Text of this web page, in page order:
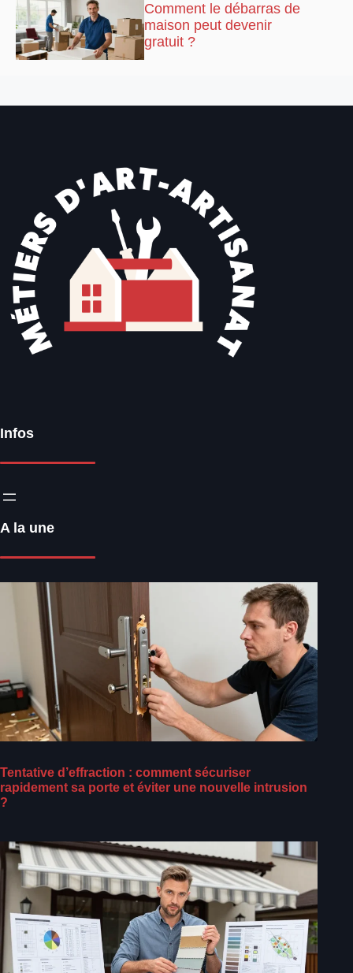
Comment le débarras de
maison peut devenir
gratuit ?
Infos
A la une
Tentative d’effraction : comment sécuriser
rapidement sa porte et éviter une nouvelle intrusion
?